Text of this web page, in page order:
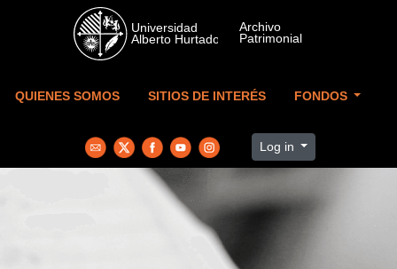
Skip to main content
QUIENES SOMOS SITIOS DE INTERÉS FONDOS
Log in